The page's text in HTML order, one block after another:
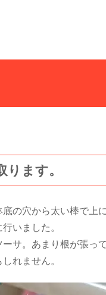
ます。
の穴から太い棒で上
いました。
サ。あまり根が張っ
れません。